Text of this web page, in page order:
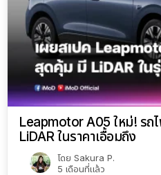
Leapmotor A05 ใหม่! รถ
LiDAR ในราคาเอื้อมถึง
โดย Sakura P.
5 เดือนที่แล้ว